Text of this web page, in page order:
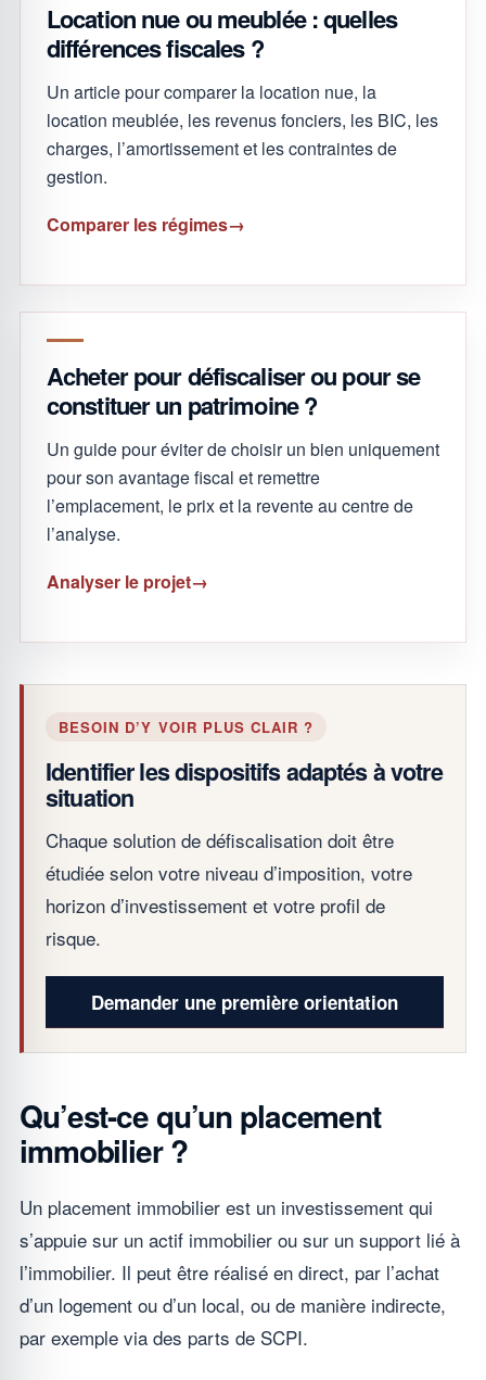
Location nue ou meublée : quelles
différences fiscales ?
Un article pour comparer la location nue, la
location meublée, les revenus fonciers, les BIC, les
charges, l’amortissement et les contraintes de
gestion.
Comparer les régimes
Acheter pour défiscaliser ou pour se
constituer un patrimoine ?
Un guide pour éviter de choisir un bien uniquement
pour son avantage fiscal et remettre
l’emplacement, le prix et la revente au centre de
l’analyse.
Analyser le projet
BESOIN D’Y VOIR PLUS CLAIR ?
Identifier les dispositifs adaptés à votre
situation
Chaque solution de défiscalisation doit être
étudiée selon votre niveau d’imposition, votre
horizon d’investissement et votre profil de
risque.
Demander une première orientation
Qu’est-ce qu’un placement
immobilier ?
Un placement immobilier est un investissement qui
s’appuie sur un actif immobilier ou sur un support lié à
l’immobilier. Il peut être réalisé en direct, par l’achat
d’un logement ou d’un local, ou de manière indirecte,
par exemple via des parts de SCPI.